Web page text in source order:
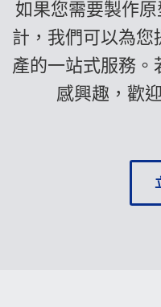
如果您需要製作
計，我們可以為您
產的一站式服務
感興趣，歡